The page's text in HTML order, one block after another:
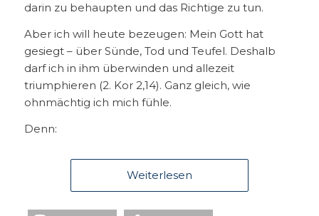
darin zu behaupten und das Richtige zu tun.
Aber ich will heute bezeugen: Mein Gott hat
gesiegt – über Sünde, Tod und Teufel. Deshalb
darf ich in ihm überwinden und allezeit
triumphieren (2. Kor 2,14). Ganz gleich, wie
ohnmächtig ich mich fühle.
Denn:
Weiterlesen